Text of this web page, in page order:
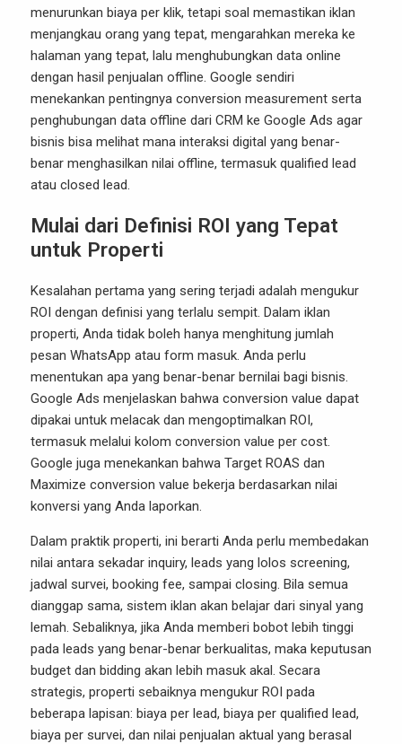
menurunkan biaya per klik, tetapi soal memastikan iklan
menjangkau orang yang tepat, mengarahkan mereka ke
halaman yang tepat, lalu menghubungkan data online
dengan hasil penjualan offline. Google sendiri
menekankan pentingnya conversion measurement serta
penghubungan data offline dari CRM ke Google Ads agar
bisnis bisa melihat mana interaksi digital yang benar-
benar menghasilkan nilai offline, termasuk qualified lead
atau closed lead.
Mulai dari Definisi ROI yang Tepat
untuk Properti
Kesalahan pertama yang sering terjadi adalah mengukur
ROI dengan definisi yang terlalu sempit. Dalam iklan
properti, Anda tidak boleh hanya menghitung jumlah
pesan WhatsApp atau form masuk. Anda perlu
menentukan apa yang benar-benar bernilai bagi bisnis.
Google Ads menjelaskan bahwa conversion value dapat
dipakai untuk melacak dan mengoptimalkan ROI,
termasuk melalui kolom conversion value per cost.
Google juga menekankan bahwa Target ROAS dan
Maximize conversion value bekerja berdasarkan nilai
konversi yang Anda laporkan.
Dalam praktik properti, ini berarti Anda perlu membedakan
nilai antara sekadar inquiry, leads yang lolos screening,
jadwal survei, booking fee, sampai closing. Bila semua
dianggap sama, sistem iklan akan belajar dari sinyal yang
lemah. Sebaliknya, jika Anda memberi bobot lebih tinggi
pada leads yang benar-benar berkualitas, maka keputusan
budget dan bidding akan lebih masuk akal. Secara
strategis, properti sebaiknya mengukur ROI pada
beberapa lapisan: biaya per lead, biaya per qualified lead,
biaya per survei, dan nilai penjualan aktual yang berasal